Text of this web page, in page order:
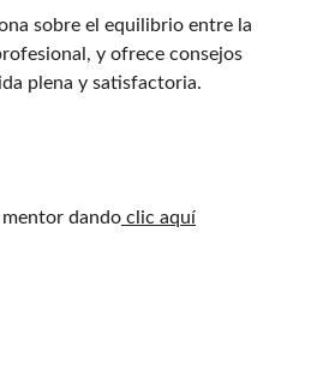
sobre el equilibrio entre la
y ofrece consejos
plena y satisfactoria.
mentor dando ⁠ clic aquí